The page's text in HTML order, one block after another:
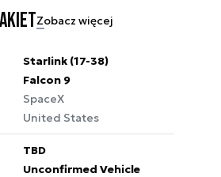
Zobacz więcej
Starlink (17-38)
Falcon 9
SpaceX
United States
TBD
Unconfirmed Vehicle